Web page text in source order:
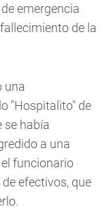
emergencia
de la
una
"Hospitalito" de
se había
a una
funcionario
efectivos, que